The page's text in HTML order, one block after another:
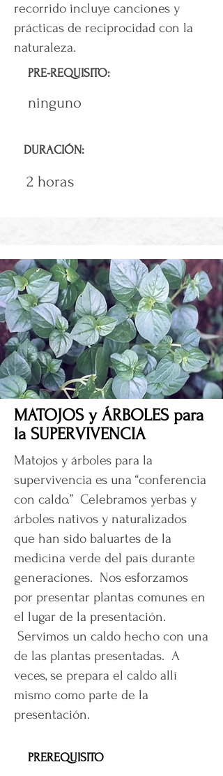
recorrido incluye canciones y
prácticas de reciprocidad con la
naturaleza.
PRE-REQUISITO:
ninguno
DURACIÓN:
2 horas
MATOJOS y ÁRBOLES para
la SUPERVIVENCIA
Matojos y árboles para la
supervivencia es una “conferencia
con caldo.” Celebramos yerbas y
árboles nativos y naturalizados
que han sido baluartes de la
medicina verde del país durante
generaciones. Nos esforzamos
por presentar plantas comunes en
el lugar de la presentación.
Servimos un caldo hecho con una
de las plantas presentadas. A
veces, se prepara el caldo allí
mismo como parte de la
presentación.
PREREQUISITO